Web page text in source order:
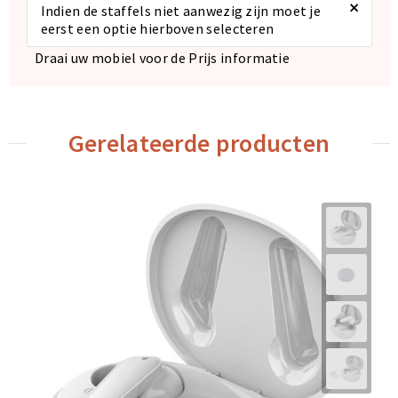
Indien de staffels niet aanwezig zijn moet je
eerst een optie hierboven selecteren
×
Draai uw mobiel voor de Prijs informatie
Gerelateerde producten